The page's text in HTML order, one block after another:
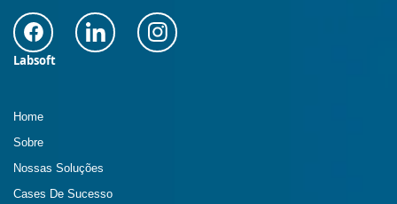
Labsoft
Home
Sobre
Nossas Soluções
Cases De Sucesso